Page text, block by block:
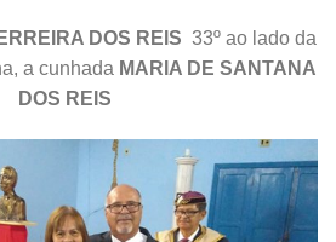
DOS REIS 33º ao lado da
a cunhada MARIA DE SANTANA
DOS REIS